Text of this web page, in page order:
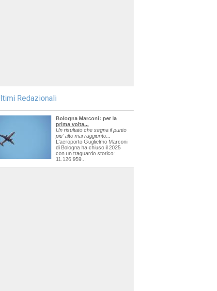
Redazionali
Bologna Marconi: per la
prima volta...
Un risultato che segna il punto
piu' alto mai raggiunto...
L'aeroporto Guglielmo Marconi
di Bologna ha chiuso il 2025
con un traguardo storico:
11.126.959...